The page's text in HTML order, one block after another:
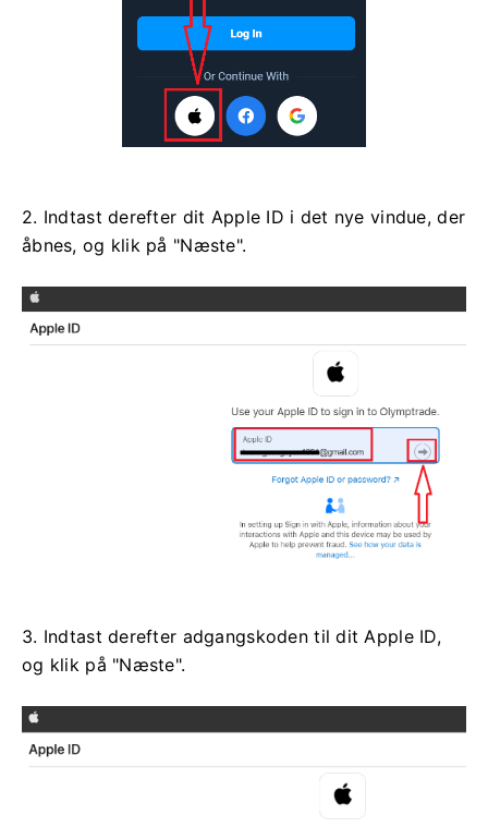
2. Indtast derefter dit Apple ID i det nye vindue, der
åbnes, og klik på "Næste".
3. Indtast derefter adgangskoden til dit Apple ID,
og ​​klik på "Næste".